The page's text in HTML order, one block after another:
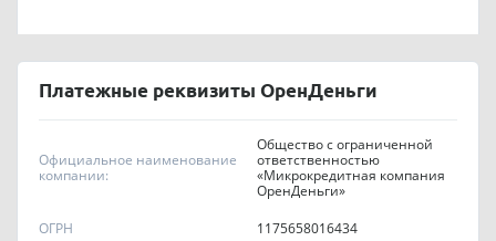
Платежные реквизиты ОренДеньги
Официальное наименование
компании:
Общество с ограниченной
ответственностью
«Микрокредитная компания
ОренДеньги»
ОГРН
1175658016434